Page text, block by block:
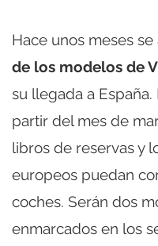
Hace unos meses
de los modelos de
su llegada a
partir del mes de
libros de reservas y
europeos puedan
coches. Serán dos
enmarcados en los